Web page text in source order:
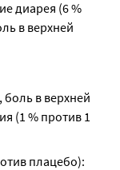
диарея (6 %
в верхней
в верхней
(1 % против 1
плацебо):